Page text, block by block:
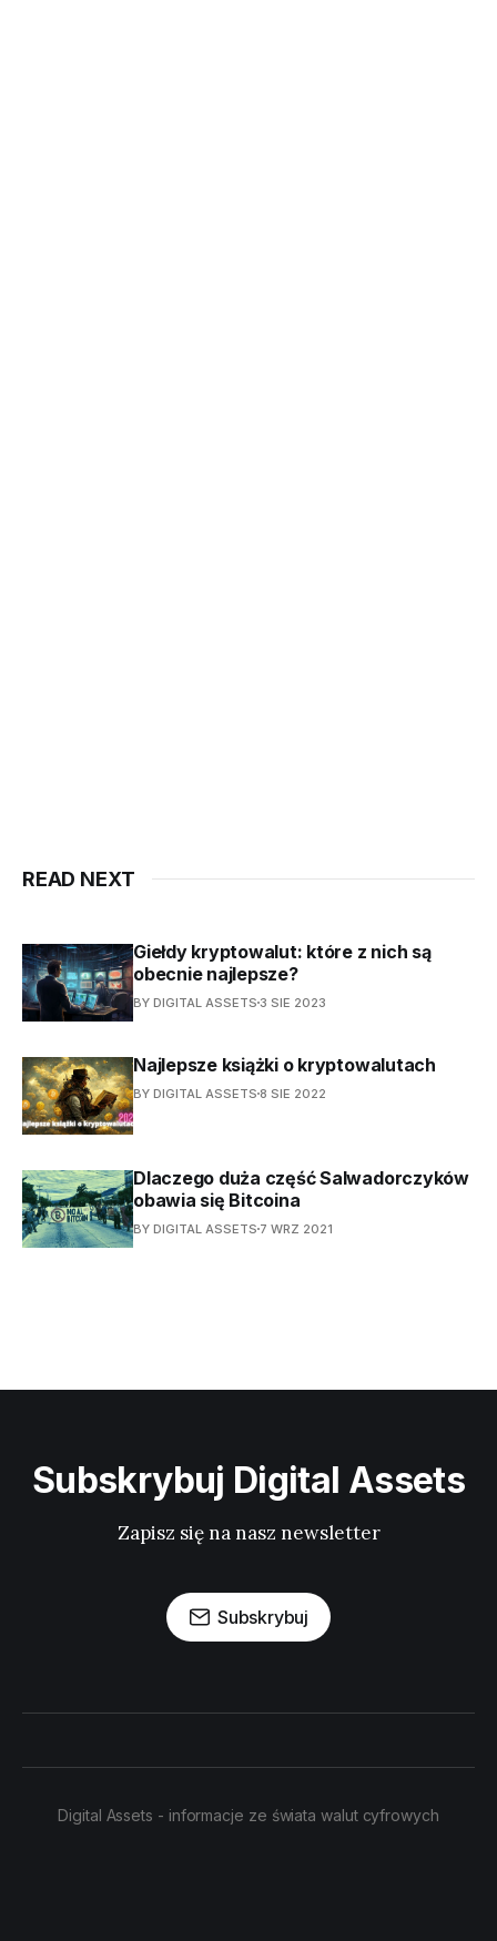
READ NEXT
Giełdy kryptowalut: które z nich są
obecnie najlepsze?
BY DIGITAL ASSETS 3 SIE 2023
Najlepsze książki o kryptowalutach
BY DIGITAL ASSETS 8 SIE 2022
Dlaczego duża część Salwadorczyków
obawia się Bitcoina
BY DIGITAL ASSETS 7 WRZ 2021
Subskrybuj Digital Assets
Zapisz się na nasz newsletter
Subskrybuj
Digital Assets - informacje ze świata walut cyfrowych